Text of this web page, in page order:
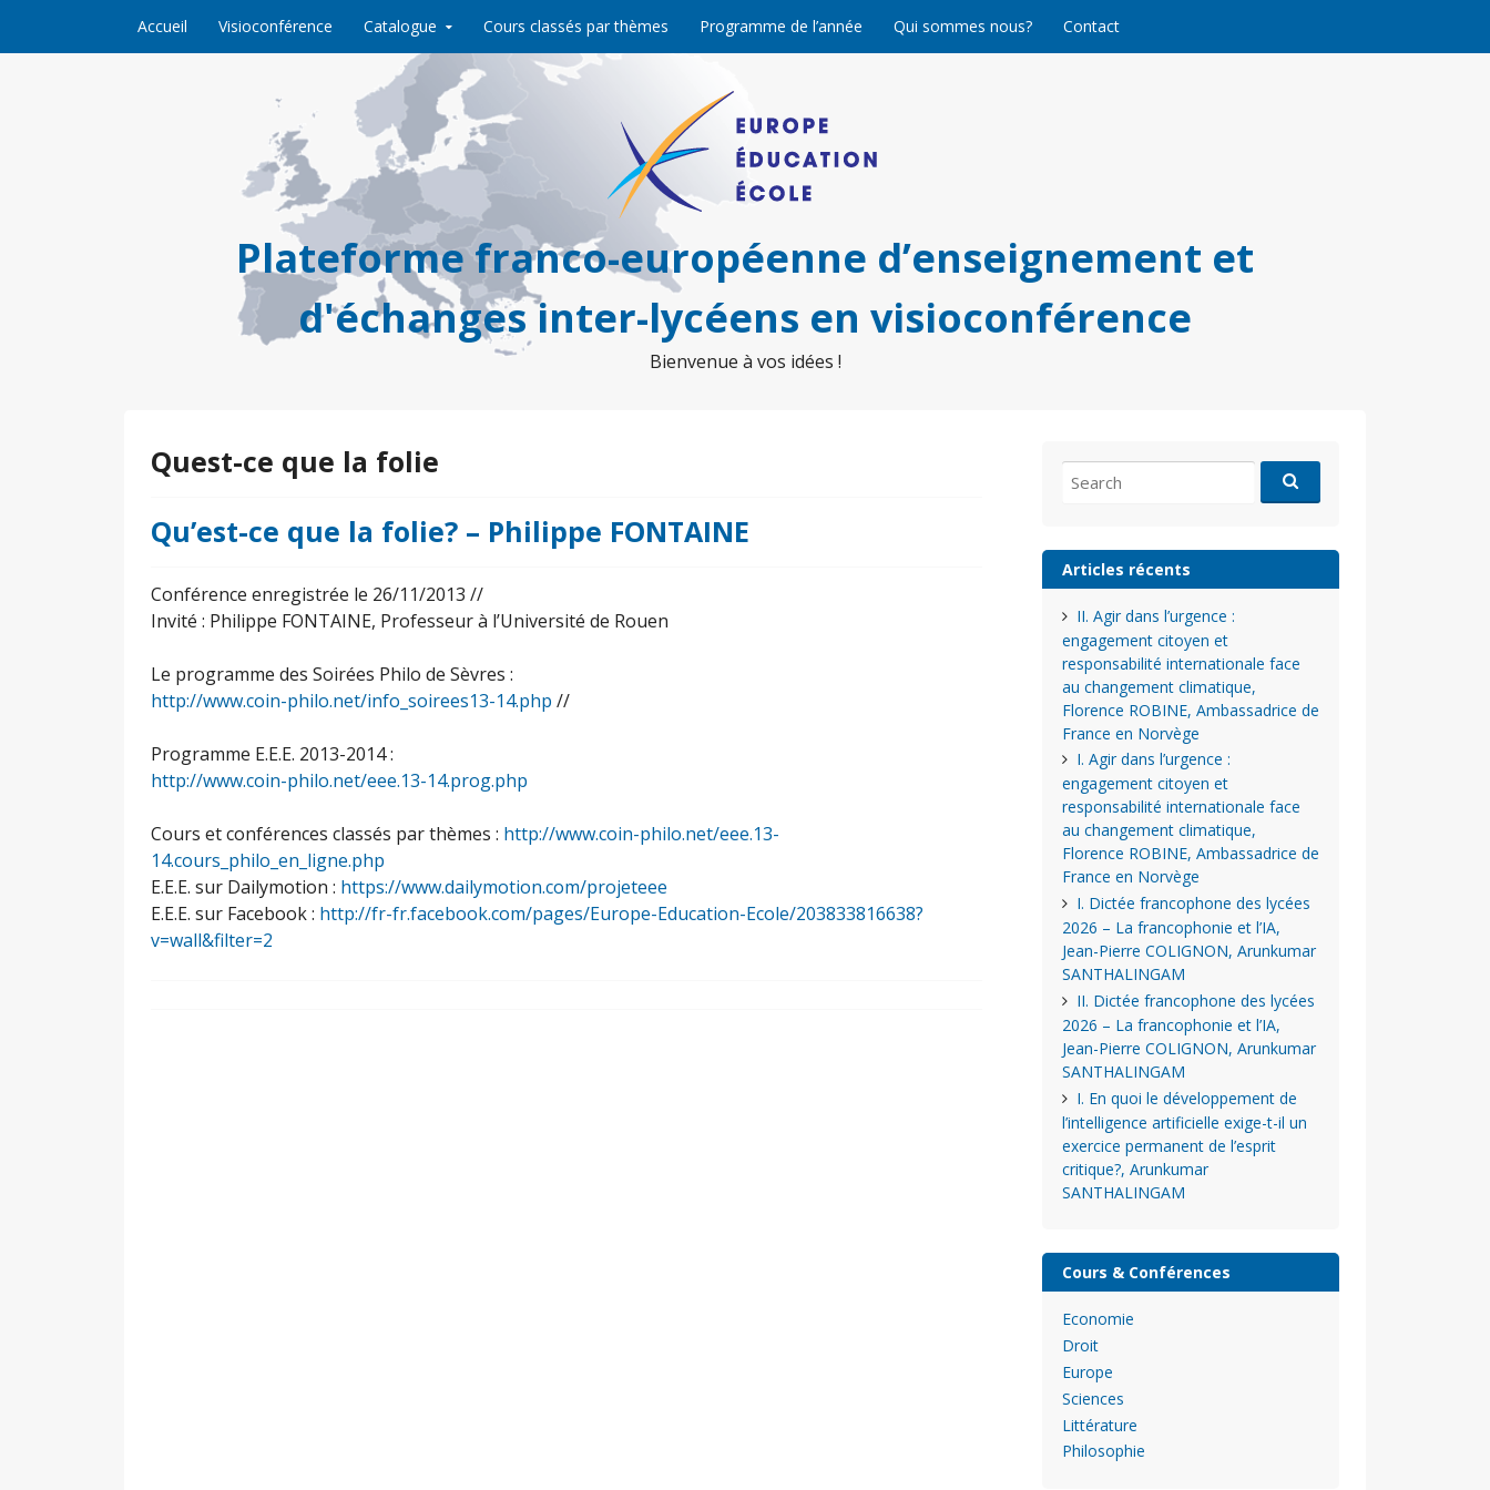
Accueil Visioconférence Catalogue Cours classés par thèmes Programme de l’année Qui sommes nous? Contact
Plateforme franco-européenne d’enseignement et
d'échanges inter-lycéens en visioconférence
Bienvenue à vos idées !
Quest-ce que la folie
Qu’est-ce que la folie? – Philippe FONTAINE
Conférence enregistrée le 26/11/2013 //
Invité : Philippe FONTAINE, Professeur à l’Université de Rouen
Le programme des Soirées Philo de Sèvres :
http://www.coin-philo.net/info_soirees13-14.php //
Programme E.E.E. 2013-2014 :
http://www.coin-philo.net/eee.13-14.prog.php
Cours et conférences classés par thèmes : http://www.coin-philo.net/eee.13-
14.cours_philo_en_ligne.php
E.E.E. sur Dailymotion : https://www.dailymotion.com/projeteee
E.E.E. sur Facebook : http://fr-fr.facebook.com/pages/Europe-Education-Ecole/203833816638?
v=wall&filter=2
for:
Articles récents
II. Agir dans l’urgence :
engagement citoyen et
responsabilité internationale face
au changement climatique,
Florence ROBINE, Ambassadrice de
France en Norvège
I. Agir dans l’urgence :
engagement citoyen et
responsabilité internationale face
au changement climatique,
Florence ROBINE, Ambassadrice de
France en Norvège
I. Dictée francophone des lycées
2026 – La francophonie et l’IA,
Jean-Pierre COLIGNON, Arunkumar
SANTHALINGAM
II. Dictée francophone des lycées
2026 – La francophonie et l’IA,
Jean-Pierre COLIGNON, Arunkumar
SANTHALINGAM
I. En quoi le développement de
l’intelligence artificielle exige-t-il un
exercice permanent de l’esprit
critique?, Arunkumar
SANTHALINGAM
Cours & Conférences
Economie
Droit
Europe
Sciences
Littérature
Philosophie